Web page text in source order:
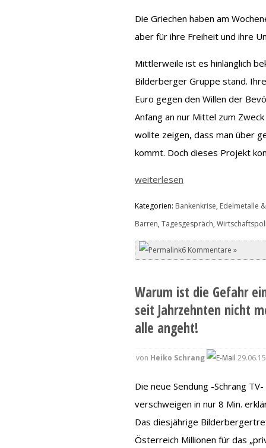
Die Griechen haben am
aber für ihre Freiheit und ihre
Mittlerweile ist es hinlänglich
Bilderberger Gruppe stand.
Euro gegen den Willen der
Anfang an nur Mittel zum
wollte zeigen, dass man über
kommt. Doch dieses Projekt
weiterlesen
Kategorien: Bankenkrise, Edelmetalle
Barren,Tagesgespräch,
6 Kommentare »
Warum ist die Gefahr
seit Jahrzehnten nicht
alle angeht!
von Heiko Schrang
Die neue Sendung -Schrang
verschweigen in nur 8 Min.
Das diesjährige
Österreich Millionen für das